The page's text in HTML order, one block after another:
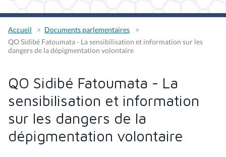
Accueil
Documents parlementaires
QO Sidibé Fatoumata - La sensibilisation et information sur les
dangers de la dépigmentation volontaire
QO Sidibé Fatoumata - La
sensibilisation et information
sur les dangers de la
dépigmentation volontaire